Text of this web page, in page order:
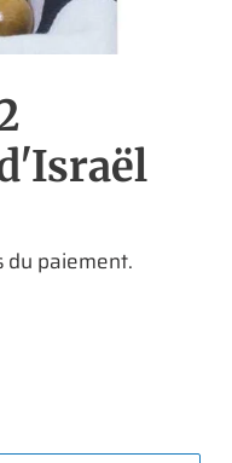
du paiement.